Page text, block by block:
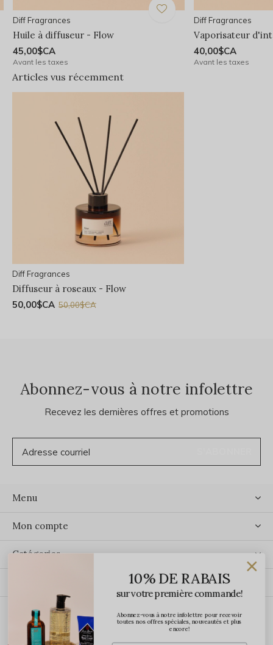
Diff Fragrances
Huile à diffuseur - Flow
45,00$CA
Avant les taxes
Diff Fragrances
Vaporisateur
40,00$CA
Avant les taxes
Articles vus récemment
Diff Fragrances
Diffuseur à roseaux - Flow
50,00$CA 50,00$CA
Abonnez-vous à notre infolettre
Recevez les dernières offres et promotions
Menu
Mon compte
Catégories
ÉCRIVEZ-NOUS
10% DE RABAIS
sur votre première commande!
Abonnez-vous à notre infolettre pour recevoir
toutes nos offres spéciales, nouveautés et plus
encore!